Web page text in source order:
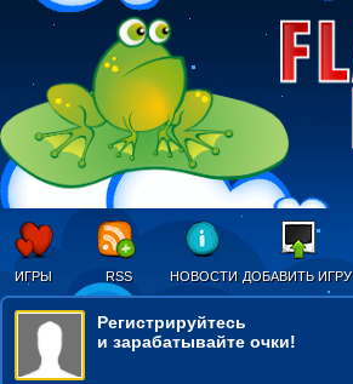
ИГРЫ RSS НОВОСТИ ДОБАВИТЬ ИГРУ
Регистрируйтесь
и зарабатывайте очки!